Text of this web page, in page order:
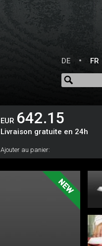
DE
FR
EUR 642.15
Livraison gratuite en 24h
Ajouter au panier: